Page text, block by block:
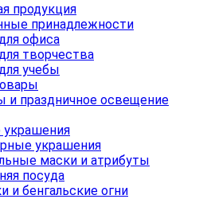
продукция
принадлежности
офиса
творчества
учебы
и праздничное освещение
украшения
украшения
маски и атрибуты
посуда
и бенгальские огни